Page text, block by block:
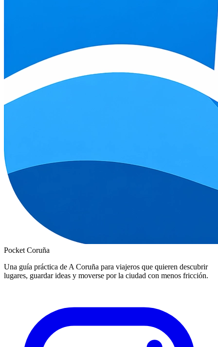
Pocket Coruña
Una guía práctica de A Coruña para viajeros que quieren descubrir
lugares, guardar ideas y moverse por la ciudad con menos fricción.